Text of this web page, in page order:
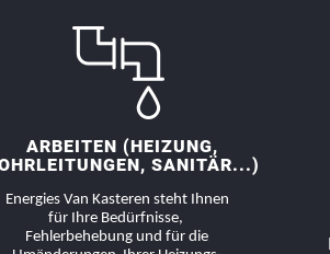
ARBEITEN (HEIZUNG,
SANITÄR...)
Energies Van Kasteren steht Ihnen
für Ihre Bedürfnisse,
Fehlerbehebung und für die